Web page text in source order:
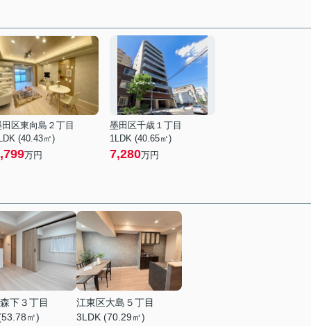
田区東向島２丁目
(40.43㎡)
万円
墨田区千歳１丁目
1LDK (40.65㎡)
7,280万円
下３丁目
㎡)
江東区大島５丁目
3LDK (70.29㎡)